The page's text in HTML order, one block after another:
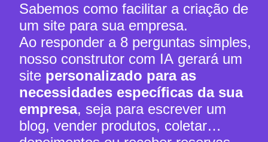
Sabemos como facilitar a criação de
um site para sua empresa.
Ao responder a 8 perguntas simples,
nosso construtor com IA gerará um
site personalizado para as
necessidades específicas da sua
empresa, seja para escrever um
blog, vender produtos, coletar